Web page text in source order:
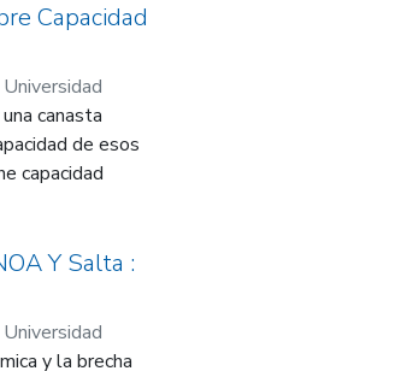
programas
Otro
en
de
el país y mucho
Capacidad
Universidad
y del
canasta
de esos
capacidad
están más
brinda un
humana
que el de
provincial. La
Y Salta :
Universidad
y del
y la brecha